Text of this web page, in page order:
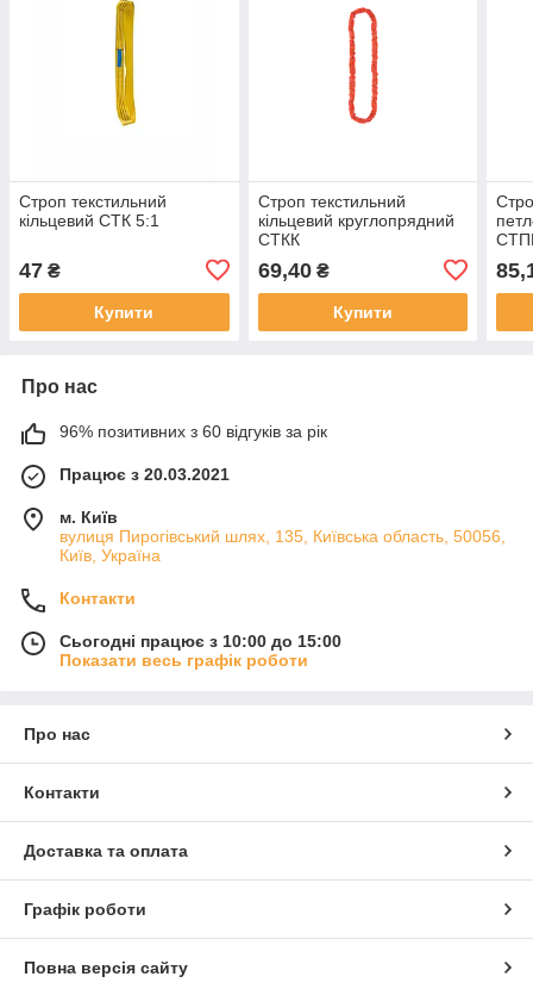
Строп текстильний
кільцевий СТК 5:1
47 ₴
Купити
Строп текстильний
кільцевий круглопрядний
СТКК
69,40₴
Купити
Про нас
96% позитивних з 60 відгуків за рік
Працює з 20.03.2021
м. Київ
вулиця Пирогівський шлях, 135, Київська область, 50056,
Київ, Україна
Контакти
Сьогодні працює з 10:00 до 15:00
Показати весь графік роботи
Про нас
Контакти
Доставка та оплата
Графік роботи
Повна версія сайту